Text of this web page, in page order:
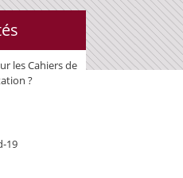
les Cahiers de
?
19